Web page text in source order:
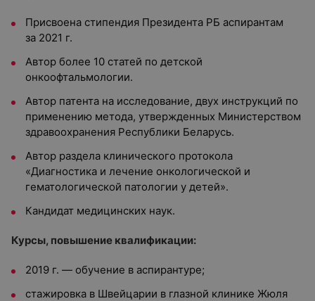
Присвоена стипендия Президента РБ аспирантам
за 2021 г.
Автор более 10 статей по детской
онкоофтальмологии.
Автор патента на исследование, двух инструкций по
применению метода, утвержденных Министерством
здравоохранения Республики Беларусь.
Автор раздела клинического протокола
«Диагностика и лечение онкологической и
гематологической патологии у детей».
Кандидат медицинских наук.
Курсы, повышение квалификации:
2019 г. — обучение в аспирантуре;
стажировка в Швейцарии в глазной клинике Жюля